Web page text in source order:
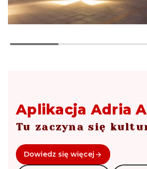
Aplikacja Adria
Tu zaczyna się
Dowiedz się więcej